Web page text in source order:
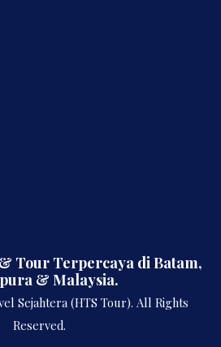
Tour Terpercaya di Batam,
& Malaysia.
Sejahtera (HTS Tour). All Rights
Reserved.